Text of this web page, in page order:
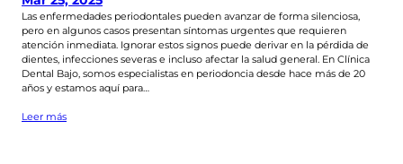
Las enfermedades periodontales pueden avanzar de forma silenciosa,
pero en algunos casos presentan síntomas urgentes que requieren
atención inmediata. Ignorar estos signos puede derivar en la pérdida de
dientes, infecciones severas e incluso afectar la salud general. En Clínica
Dental Bajo, somos especialistas en periodoncia desde hace más de 20
años y estamos aquí para…
Leer más